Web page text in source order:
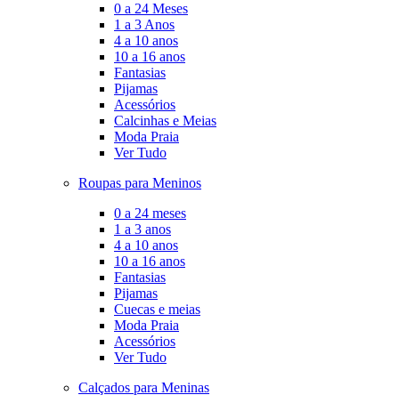
0 a 24 Meses
1 a 3 Anos
4 a 10 anos
10 a 16 anos
Fantasias
Pijamas
Acessórios
Calcinhas e Meias
Moda Praia
Ver Tudo
Roupas para Meninos
0 a 24 meses
1 a 3 anos
4 a 10 anos
10 a 16 anos
Fantasias
Pijamas
Cuecas e meias
Moda Praia
Acessórios
Ver Tudo
Calçados para Meninas